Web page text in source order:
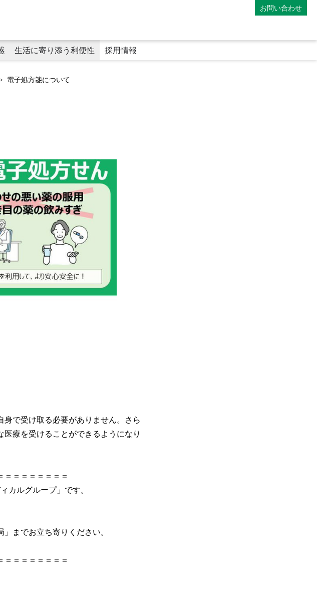
お問い合わせ
ッフ おくすりのてがみ アポレター
生活に寄り添う利便性 採用情報
電子処方箋について
で受け取る必要がありません。さら
療を受けることができるようになり
＝＝＝＝＝＝＝＝
カルグループ」です。
までお立ち寄りください。
＝＝＝＝＝＝＝＝